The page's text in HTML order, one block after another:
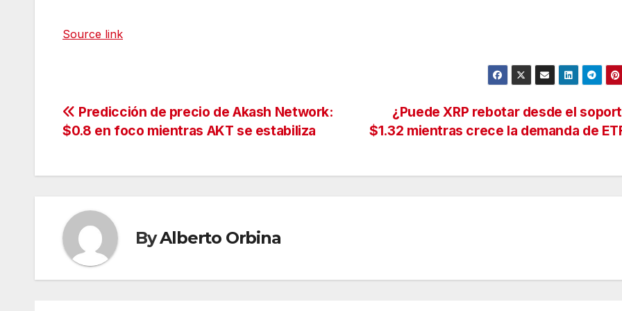
Source link
Navegación
de
entradas
¿Puede XRP rebotar desde el
$1.32 mientras crece la demanda de
Predicción de precio de Akash Network:
$0.8 en foco mientras AKT se estabiliza
ByAlberto Orbina